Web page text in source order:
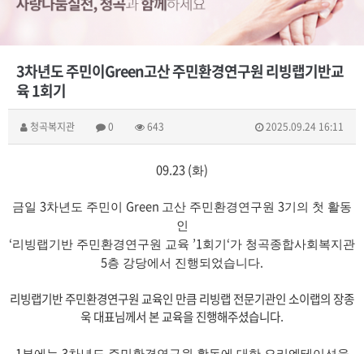
3차년도 주민이Green고산 주민환경연구원 리빙랩기반교
육 1회기
청곡복지관 0 643 2025.09.24 16:11
09.23 (화)
금일 3차년도 주민이 Green 고산 주민환경연구원 3기의 첫 활동
인
‘리빙랩기반 주민환경연구원 교육 ’1회기 ‘가 청곡종합사회복지관
5층 강당에서 진행되었습니다.
리빙랩기반 주민환경연구원 교육인 만큼 리빙랩 전문기관인 소이랩의 장종
욱 대표님께서 본 교육을 진행해주셨습니다.